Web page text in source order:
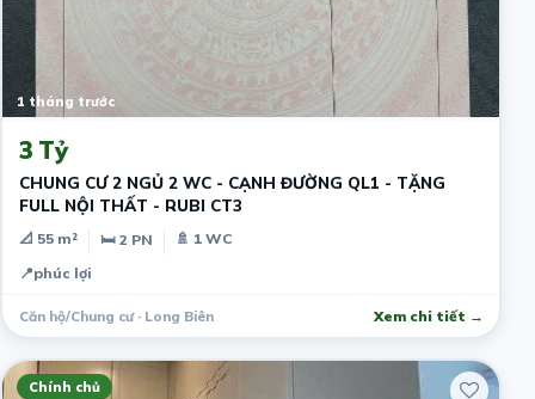
1 tháng trước
3 Tỷ
CHUNG CƯ 2 NGỦ 2 WC - CẠNH ĐƯỜNG QL1 - TẶNG
FULL NỘI THẤT - RUBI CT3
📐 55 m² 🛏 2 PN
🚿 1 WC
📍phúc lợi
Căn hộ/Chung cư · Long Biên Xem chi tiết →
Chính chủ